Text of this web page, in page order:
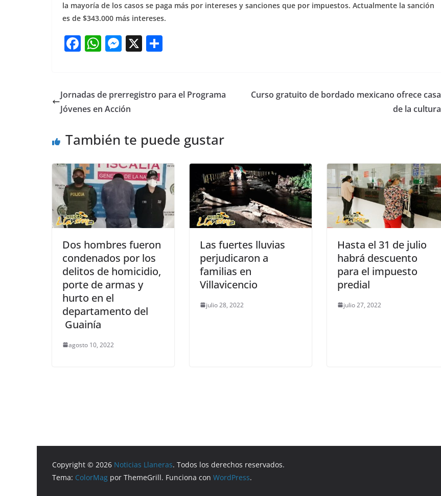
la mayoría de los casos se paga más por intereses y sanciones que por impuestos. Actualmente la sanción
es de $343.000 más intereses.
F
e
b
o
k
W
s
A
p
M
e
n
er
X
e
Jornadas de prerregistro para el Programa
Jóvenes en Acción
Curso gratuito de bordado mexicano ofrece casa
de la cultura
También te puede gustar
Dos hombres fueron
condenados por los
delitos de homicidio,
porte de armas y
hurto en el
departamento del
Guainía
agosto 10, 2022
Las fuertes lluvias
perjudicaron a
familias en
Villavicencio
julio 28, 2022
Hasta el 31 de julio
habrá descuento
para el impuesto
predial
julio 27, 2022
Copyright © 2026 Noticias Llaneras. Todos los derechos reservados.
Tema: ColorMag por ThemeGrill. Funciona con WordPress.